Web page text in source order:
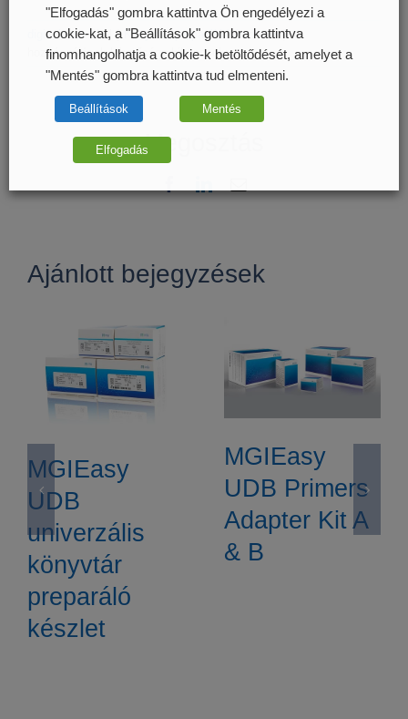
digiscienceáltal | Könyvtár preparáló készletek | MGIEasy
DNS
a
hozzászólások lehetősége kikapcsolva
Megosztás
Ajánlott bejegyzések
MGIEasy
UDB
univerzális
könyvtár
preparáló
készlet
MGIEasy
UDB Primers
Adapter Kit A
& B
"Elfogadás" gombra kattintva Ön engedélyezi a
cookie-kat, a "Beállítások" gombra kattintva
finomhangolhatja a cookie-k betöltődését, amelyet a
"Mentés" gombra kattintva tud elmenteni.
Beállítások Mentés
Elfogadás